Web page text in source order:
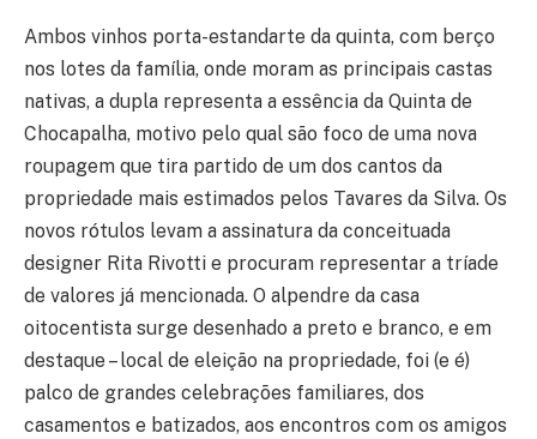
Ambos vinhos porta-estandarte da quinta, com berço
nos lotes da família, onde moram as principais castas
nativas, a dupla representa a essência da Quinta de
Chocapalha, motivo pelo qual são foco de uma nova
roupagem que tira partido de um dos cantos da
propriedade mais estimados pelos Tavares da Silva. Os
novos rótulos levam a assinatura da conceituada
designer Rita Rivotti e procuram representar a tríade
de valores já mencionada. O alpendre da casa
oitocentista surge desenhado a preto e branco, e em
destaque – local de eleição na propriedade, foi (e é)
palco de grandes celebrações familiares, dos
casamentos e batizados, aos encontros com os amigos